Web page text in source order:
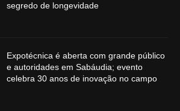
segredo de longevidade
Expotécnica é aberta com grande público
e autoridades em Sabáudia; evento
celebra 30 anos de inovação no campo